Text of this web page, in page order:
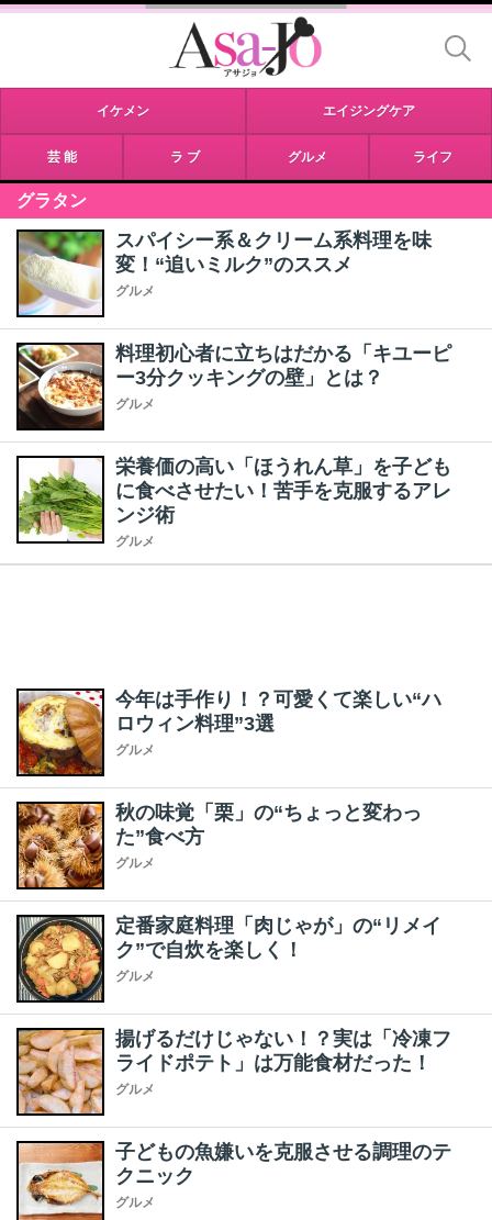
イケメン エイジングケア
芸 能 ラ ブ グルメ ライフ
グラタン
スパイシー系＆クリーム系料理を味
変！“追いミルク”のススメ
グルメ
料理初心者に立ちはだかる「キユーピ
ー3分クッキングの壁」とは？
グルメ
栄養価の高い「ほうれん草」を子ども
に食べさせたい！苦手を克服するアレ
ンジ術
グルメ
今年は手作り！？可愛くて楽しい“ハ
ロウィン料理”3選
グルメ
秋の味覚「栗」の“ちょっと変わっ
た”食べ方
グルメ
定番家庭料理「肉じゃが」の“リメイ
ク”で自炊を楽しく！
グルメ
揚げるだけじゃない！？実は「冷凍フ
ライドポテト」は万能食材だった！
グルメ
子どもの魚嫌いを克服させる調理のテ
クニック
グルメ